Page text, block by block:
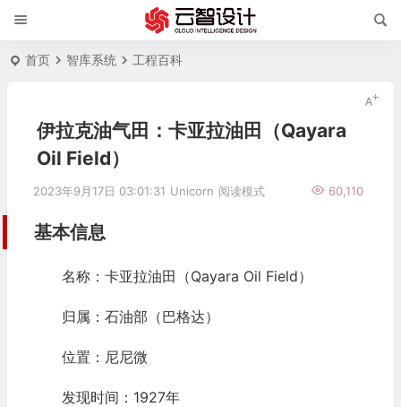
首页 智库系统 工程百科
伊拉克油气田：卡亚拉油田（Qayara
Oil Field）
2023年9月17日 03:01:31 Unicorn 60,110
阅读模式
基本信息
名称：卡亚拉油田（Qayara Oil Field）
归属：石油部（巴格达）
位置：尼尼微
发现时间：1927年